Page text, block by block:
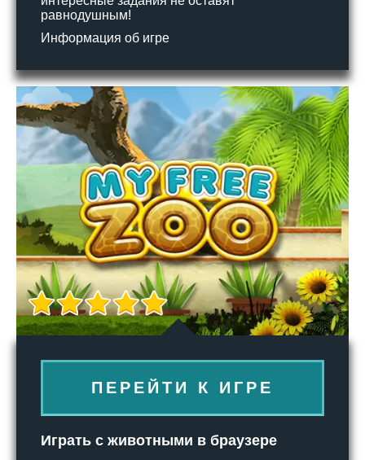
равнодушным!
Информация об игре
ПЕРЕЙТИ К ИГРЕ
Играть с животными в браузере